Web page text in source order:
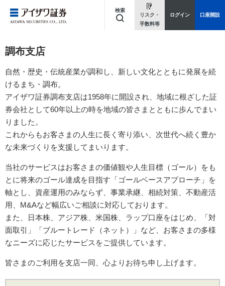
検索
キーワードを入力してください
リスク・
手数料等
ログイン 口座開設
調布支店
自然・歴史・伝統産業が調和し、新しい文化とともに発展を続
けるまち・調布。
アイザワ証券調布支店は1958年に開設され、地域に根ざした証
券会社として60年以上の時を地域の皆さまとともに歩んでまい
りました。
これからもお客さまの人生に長く寄り添い、次世代へ続く豊か
な未来づくりを支援してまいります。
当社のサービスはお客さまの価値観や人生目標（ゴール）をも
とに将来のゴール達成を目指す「ゴールベースアプローチ」を
軸とし、資産運用のみならず、事業承継、相続対策、不動産活
用、M&Aなど幅広いご相談に対応しております。
また、日本株、アジア株、米国株、ラップ口座をはじめ、「対
面取引」「ブルートレード（ネット）」など、お客さまの多様
なニーズに応じたサービスをご提供しています。
皆さまのご利用を支店一同、心よりお待ち申し上げます。